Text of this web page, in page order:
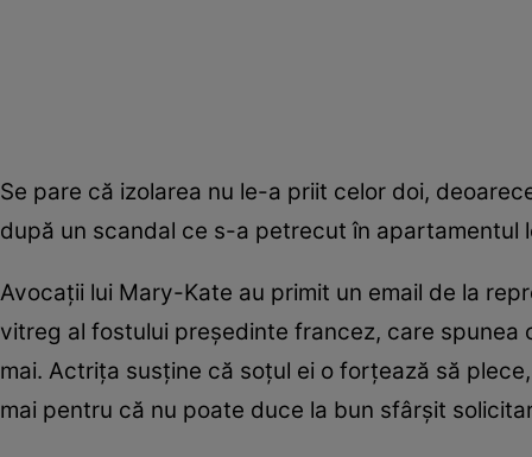
Se pare că izolarea nu le-a priit celor doi,
după un scandal ce s-a petrecut în apartamentul
Avocaţii lui Mary-Kate au primit un email de la
vitreg al fostului preşedinte francez, care spunea
mai. Actriţa susţine că soţul ei o forţează să
mai pentru că nu poate duce la bun sfârşit